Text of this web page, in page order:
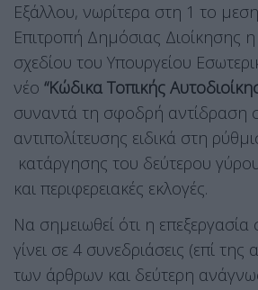
Εξάλλου, νωρίτερα στη 1 το
Επιτροπή Δημόσιας Διοίκησης η
σχεδίου του Υπουργείου
νέο “Κώδικα Τοπικής
συναντά τη σφοδρή αντίδραση
αντιπολίτευσης ειδικά στη
κατάργησης του δεύτερου
και περιφερειακές εκλογές.
Να σημειωθεί ότι η επεξεργασία
γίνει σε 4 συνεδριάσεις (επί της
των άρθρων και δεύτερη